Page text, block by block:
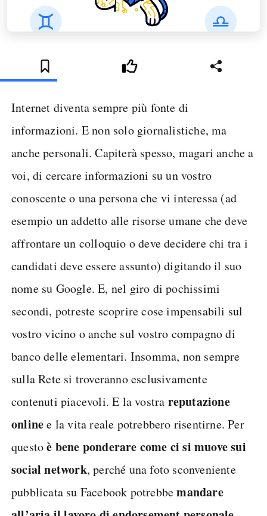
Internet diventa sempre più fonte di
informazioni. E non solo giornalistiche, ma
anche personali. Capiterà spesso, magari anche a
voi, di cercare informazioni su un vostro
conoscente o una persona che vi interessa (ad
esempio un addetto alle risorse umane che deve
affrontare un colloquio o deve decidere chi tra i
candidati deve essere assunto) digitando il suo
nome su Google. E, nel giro di pochissimi
secondi, potreste scoprire cose impensabili sul
vostro vicino o anche sul vostro compagno di
banco delle elementari. Insomma, non sempre
sulla Rete si troveranno esclusivamente
contenuti piacevoli. E la vostra reputazione
onlinee la vita reale potrebbero risentirne. Per
questoè bene ponderare come ci si muove sui
social network, perché una foto sconveniente
pubblicata su Facebook potrebbemandare